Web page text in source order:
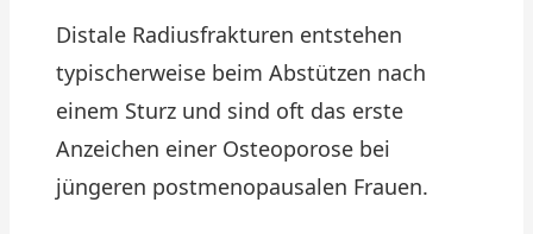
Distale Radiusfrakturen entstehen
typischerweise beim Abstützen nach
einem Sturz und sind oft das erste
Anzeichen einer Osteoporose bei
jüngeren postmenopausalen Frauen.